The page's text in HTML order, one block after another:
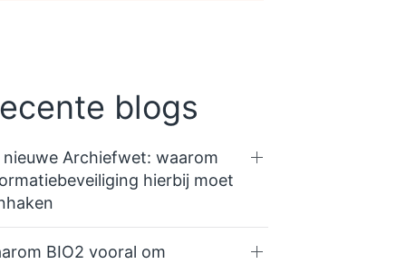
blogs
nieuwe Archiefwet: waarom
hierbij moet
BIO2 vooral om